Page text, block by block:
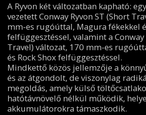
A Ryvon két változatban kapható:
vezetett Conway Ryvon ST (Short
mm-es rugóúttal, Magura fékekkel
felfüggesztéssel, valamint a Conway
Travel) változat, 170 mm-es
és Rock Shox felfüggesztéssel.
Mindkettő közös jellemzője a
és az átgondolt, de viszonylag
megoldás, amely külső
hatótávnövelő nélkül működik,
akkumulátorokra támaszkodik.